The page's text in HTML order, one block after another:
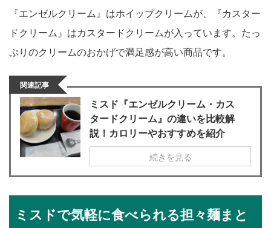
『エンゼルクリーム』はホイップクリームが、『カスター
ドクリーム』はカスタードクリームが入っています。たっ
ぷりのクリームのおかげで満足感が高い商品です。
関連記事
ミスド『エンゼルクリーム・カス
タードクリーム』の違いを比較解
説！カロリーやおすすめを紹介
続きを見る
ミスドで気軽に食べられる担々麺まと